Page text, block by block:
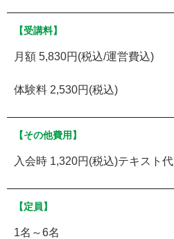
【受講料】
月額 5,830円(税込/運営費込)
体験料 2,530円(税込)
【その他費用】
入会時 1,320円(税込)テキスト代
【定員】
1名～6名